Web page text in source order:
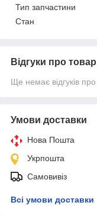
Тип запчастини
Стан
Відгуки про товар
Ще немає відгуків
Умови доставки
Нова Пошта
Укрпошта
Самовивіз
Всі умови доставки